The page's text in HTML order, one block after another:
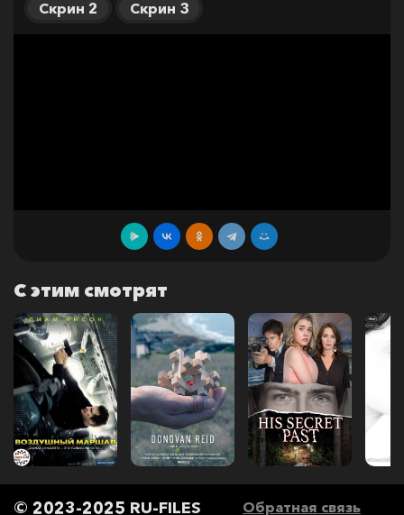
Скрин 2
Скрин 3
С этим смотрят
© 2023-2025 RU-FILES Обратная связь